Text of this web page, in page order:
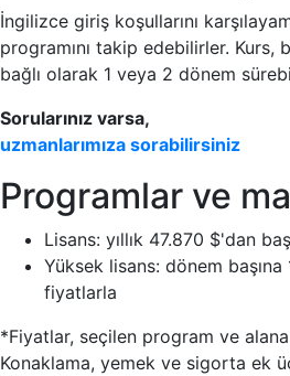
İngilizce giriş koşullarını
programını takip edebilirler. Kurs,
bağlı olarak 1 veya 2 dönem
Sorularınız varsa,
uzmanlarımıza sorabilirsiniz
Programlar ve
Lisans: yıllık 47.870 $'dan
Yüksek lisans: dönem
fiyatlarla
*Fiyatlar, seçilen program ve
Konaklama, yemek ve sigorta ek